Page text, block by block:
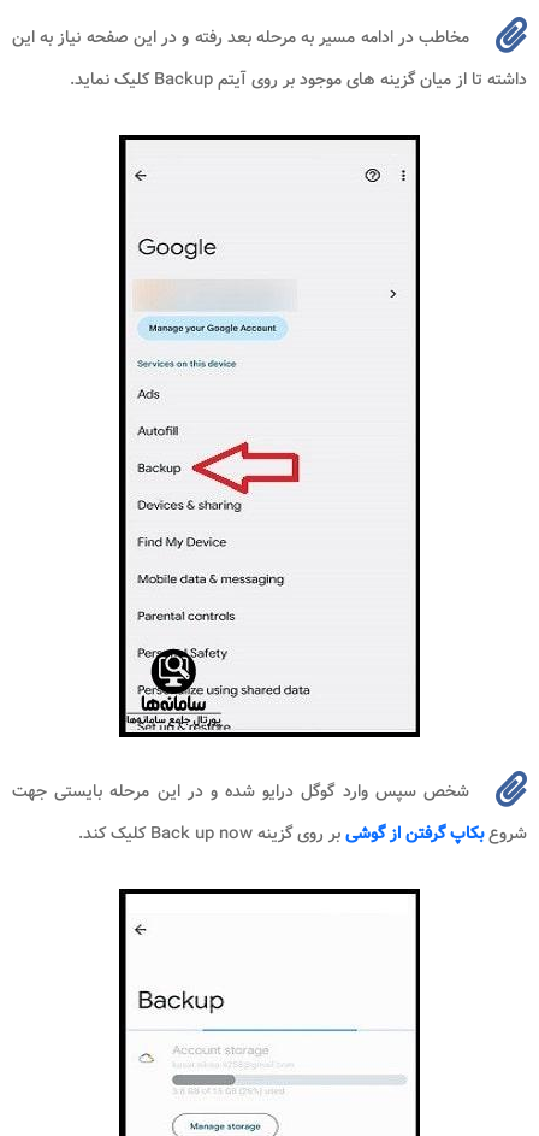
مخاطب در ادامه مسیر به مرحله بعد رفته و در این صفحه نیاز به این
داشته تا از میان گزینه های موجود بر روی آیتم Backup کلیک نماید.
شخص سپس وارد گوگل درایو شده و در این مرحله بایستی جهت
شروعبکاپ گرفتن از گوشیبر روی گزینه Back up now کلیک کند.